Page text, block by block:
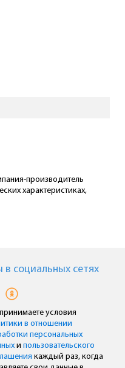
производитель
характеристиках,
в cоциальных сетях
условия
в отношении
персональных
ипользовательского
каждый раз, когда